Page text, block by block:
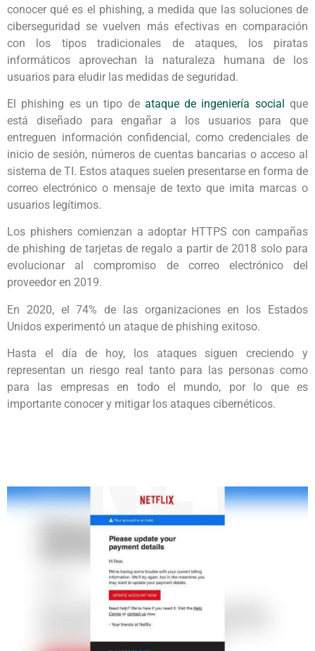
conocer qué es el phishing, a medida que las soluciones de
ciberseguridad se vuelven más efectivas en comparación
con los tipos tradicionales de ataques, los piratas
informáticos aprovechan la naturaleza humana de los
usuarios para eludir las medidas de seguridad.
El phishing es un tipo de ataque de ingeniería social que
está diseñado para engañar a los usuarios para que
entreguen información confidencial, como credenciales de
inicio de sesión, números de cuentas bancarias o acceso al
sistema de TI. Estos ataques suelen presentarse en forma de
correo electrónico o mensaje de texto que imita marcas o
usuarios legítimos.
Los phishers comienzan a adoptar HTTPS con campañas
de phishing de tarjetas de regalo a partir de 2018 solo para
evolucionar al compromiso de correo electrónico del
proveedor en 2019.
En 2020, el 74% de las organizaciones en los Estados
Unidos experimentó un ataque de phishing exitoso.
Hasta el día de hoy, los ataques siguen creciendo y
representan un riesgo real tanto para las personas como
para las empresas en todo el mundo, por lo que es
importante conocer y mitigar los ataques cibernéticos.